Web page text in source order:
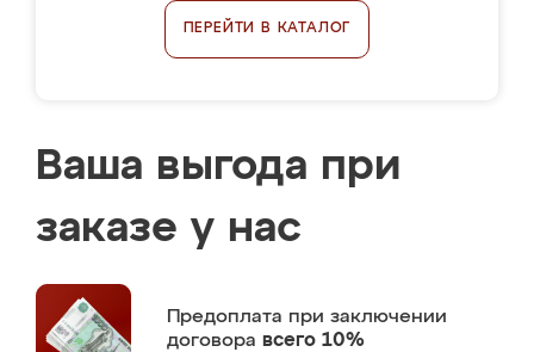
ПЕРЕЙТИ В КАТАЛОГ
Ваша выгода при
заказе у нас
Предоплата при заключении
договора всего 10%